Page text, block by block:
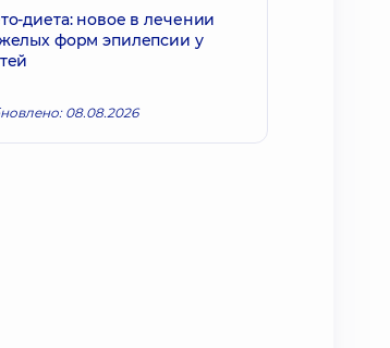
диета: новое в лечении
форм эпилепсии у
08.08.2026